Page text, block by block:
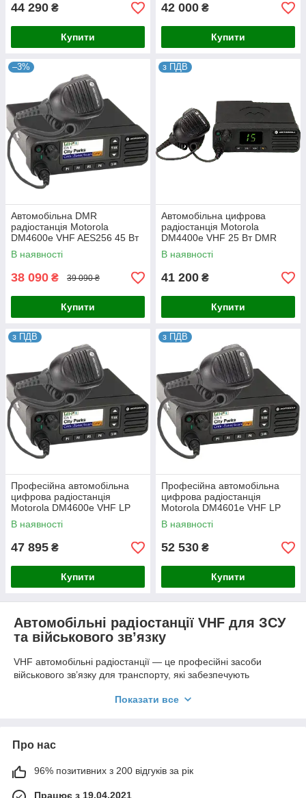
44 290 ₴
Купити
42 000 ₴
Купити
–3%
Автомобільна DMR
радіостанція Motorola
DM4600e VHF AES256 45 Вт
В наявності
38 090 ₴ 39 090 ₴
Купити
з ПДВ
Автомобільна цифрова
радіостанція Motorola
DM4400e VHF 25 Вт DMR
(MDM28JNC9VA2AN)
(AES256 bit)
В наявності
41 200 ₴
Купити
з ПДВ
Професійна автомобільна
цифрова радіостанція
Motorola DM4600e VHF LP
(25 Вт, DMR)
(MDM28JNN9VA2AN)
В наявності
47 895 ₴
Купити
з ПДВ
Професійна автомобільна
цифрова радіостанція
Motorola DM4601e VHF LP
(25 Вт, DMR, GPS, Wi-Fi)
(MDM28JNN9RA2AN)
В наявності
52 530 ₴
Купити
Автомобільні радіостанції VHF для ЗСУ
та військового зв’язку
VHF автомобільні радіостанції — це професійні засоби
військового зв’язку для транспорту, які забезпечують
Такі автомобільні рації VHF (136–174 МГц) широко
та на маршрутах пересування. Якщо вам потрібно купити
автомобільну рацію для військового або тактичного
використання — VHF діапазон є одним із найстабільніших
рішень для роботи в реальних бойових умовах.
Показати все
Про нас
96% позитивних з 200 відгуків за рік
Працює з 19.04.2021